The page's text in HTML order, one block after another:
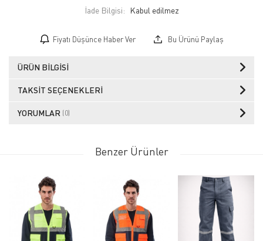
İade Bilgisi:
Fiyatı Düşünce Haber Ver Bu Ürünü Paylaş
ÜRÜN BILGISI
TAKSIT SEÇENEKLERI
YORUMLAR (0)
Benzer Ürünler